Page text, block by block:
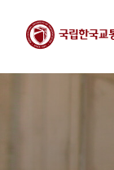
한국
대